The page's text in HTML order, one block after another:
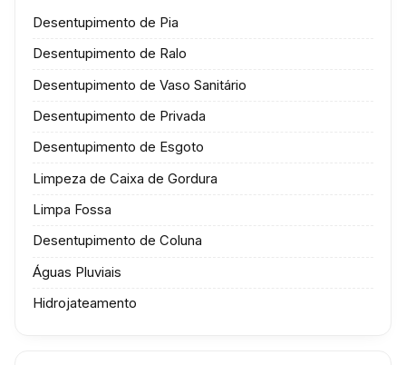
Desentupimento de Pia
Desentupimento de Ralo
Desentupimento de Vaso Sanitário
Desentupimento de Privada
Desentupimento de Esgoto
Limpeza de Caixa de Gordura
Limpa Fossa
Desentupimento de Coluna
Águas Pluviais
Hidrojateamento